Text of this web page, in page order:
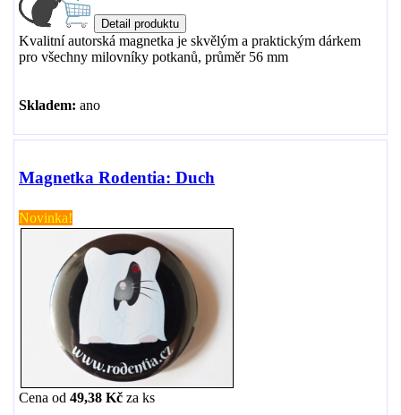
Kvalitní autorská magnetka je skvělým a praktickým dárkem
pro všechny milovníky potkanů, průměr 56 mm
Skladem: ano
Magnetka Rodentia: Duch
Novinka!
Cena od 49,38 Kč za ks